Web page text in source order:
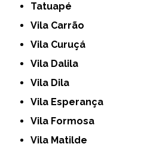
Tatuapé
Vila Carrão
Vila Curuçá
Vila Dalila
Vila Dila
Vila Esperança
Vila Formosa
Vila Matilde